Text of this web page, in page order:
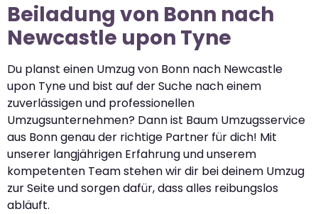
Beiladung von Bonn nach
Newcastle upon Tyne
Du planst einen Umzug von Bonn nach Newcastle
upon Tyne und bist auf der Suche nach einem
zuverlässigen und professionellen
Umzugsunternehmen? Dann ist Baum Umzugsservice
aus Bonn genau der richtige Partner für dich! Mit
unserer langjährigen Erfahrung und unserem
kompetenten Team stehen wir dir bei deinem Umzug
zur Seite und sorgen dafür, dass alles reibungslos
abläuft.